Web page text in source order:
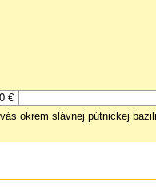
€
okrem slávnej pútnickej